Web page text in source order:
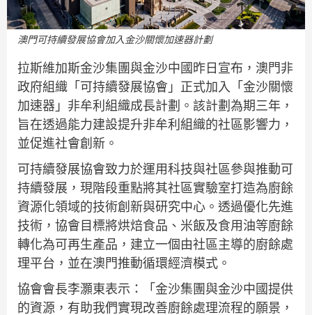
澳門可持續發展協會加入金沙關懷加速器計劃
拉斯維加斯金沙集團與金沙中國昨日宣布，澳門非
政府組織「可持續發展協會」正式加入「金沙關懷
加速器」非牟利組織成長計劃。該計劃為期三年，
旨在透過能力建設提升非牟利組織的社區影響力，
並促進社會創新。
可持續發展協會致力於運用科技與社區參與推動可
持續發展，現階段重點將其社區實驗室打造為廚餘
資源化領域的技術創新與研究中心。透過優化先進
技術，協會目標將烘焙食品、米飯及食用油等廚餘
轉化為可再生產品，建立一個由社區主導的廚餘處
理平台，並在澳門推動循環經濟模式。
協會會長李灝東表示：「金沙集團與金沙中國提供
的資源，有助我們實現改善廚餘處理流程的願景，